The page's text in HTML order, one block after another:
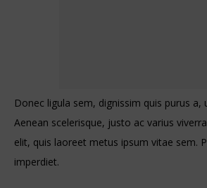
Donec ligula sem, dignissim quis purus a,
Aenean scelerisque, justo ac varius
elit, quis laoreet metus ipsum vitae sem.
imperdiet.